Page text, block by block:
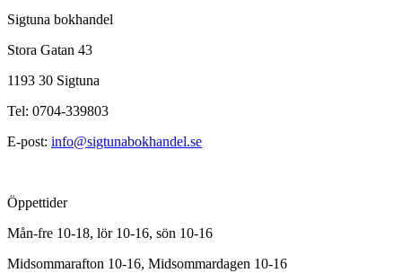
Sigtuna bokhandel
Stora Gatan 43
1193 30 Sigtuna
Tel: 0704-339803
E-post: info@sigtunabokhandel.se
Öppettider
Mån-fre 10-18, lör 10-16, sön 10-16
Midsommarafton 10-16, Midsommardagen 10-16